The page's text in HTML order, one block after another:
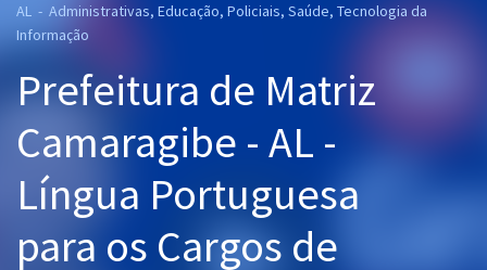
Assinatura Ilimitada
Graduação
OAB
Mentorias
AL - Administrativas, Educação, Policiais, Saúde, Tecnologia da
Informação
Prefeitura de Matriz
Camaragibe - AL -
Língua Portuguesa
para os Cargos de